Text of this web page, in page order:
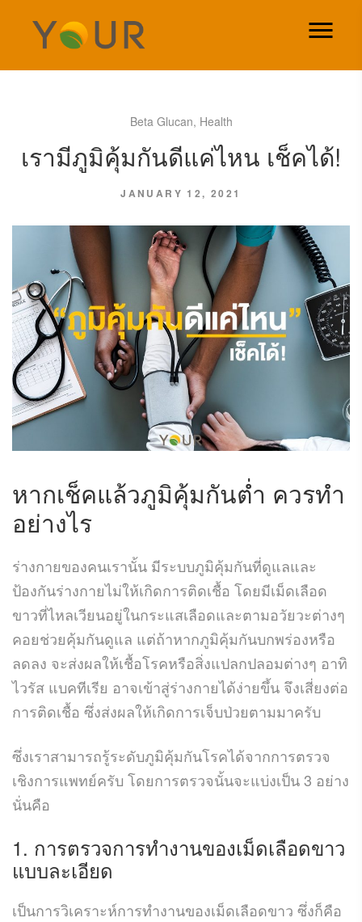
Beta Glucan, Health
เรามีภูมิคุ้มกันดีแค่ไหน เช็คได้!
JANUARY 12, 2021
หากเช็คแล้วภูมิคุ้มกันต่ำ ควรทำ
อย่างไร
ร่างกายของคนเรานั้น มีระบบภูมิคุ้มกันที่ดูแลและ
ป้องกันร่างกายไม่ให้เกิดการติดเชื้อ โดยมีเม็ดเลือด
ขาวที่ไหลเวียนอยู่ในกระแสเลือดและตามอวัยวะต่างๆ
คอยช่วยคุ้มกันดูแล แต่ถ้าหากภูมิคุ้มกันบกพร่องหรือ
ลดลง จะส่งผลให้เชื้อโรคหรือสิ่งแปลกปลอมต่างๆ อาทิ
ไวรัส แบคทีเรีย อาจเข้าสู่ร่างกายได้ง่ายขึ้น จึงเสี่ยงต่อ
การติดเชื้อ ซึ่งส่งผลให้เกิดการเจ็บป่วยตามมาครับ
ซึ่งเราสามารถรู้ระดับภูมิคุ้มกันโรคได้จากการตรวจ
เชิงการแพทย์ครับ โดยการตรวจนั้นจะแบ่งเป็น 3 อย่าง
นั่นคือ
1. การตรวจการทำงานของเม็ดเลือดขาว
แบบละเอียด
เป็นการวิเคราะห์การทำงานของเม็ดเลือดขาว ซึ่งก็คือ